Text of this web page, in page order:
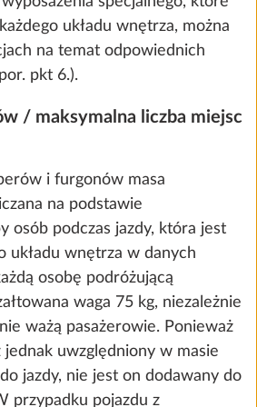
Trailer Basic
i informacja
zbiornika gazu
1303 zł
są częścią wyposażenia
maksymalnej masy
w danych technicznych.
Ok, zrozumiałem